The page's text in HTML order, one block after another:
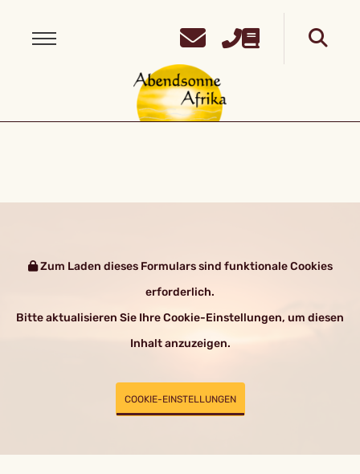
Zum Laden dieses Formulars sind funktionale Cookies
erforderlich.
Bitte aktualisieren Sie Ihre Cookie-Einstellungen, um diesen
Inhalt anzuzeigen.
COOKIE-EINSTELLUNGEN